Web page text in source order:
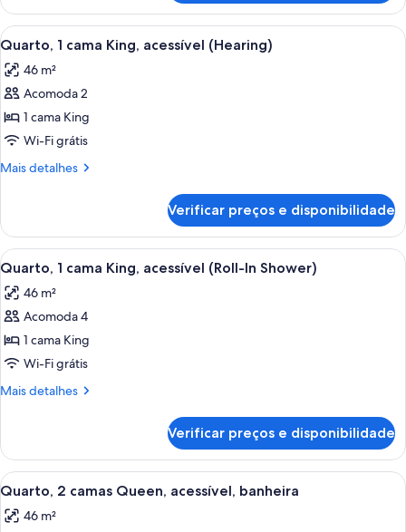
para
a
cidade
1
cama
King,
vista
para
cidade
Carrega
todas
as
fotos
de
Quarto,
1
acessível
(Hearing)
Quarto de hotel com uma cama
5
Quarto, 1 cama King, acessível (Hearing)
46 m²
Acomoda 2
1 cama King
Wi-Fi grátis
Mais detalhes
Mais
1
cama
King,
(Hearing)
Verificar preços e disponibilidade
Carrega
todas
as
fotos
de
Quarto,
1
acessível
(Roll-
In
Shower)
Quarto de hotel com uma cama
5
Quarto, 1 cama King, acessível (Roll-In Shower)
46 m²
Acomoda 4
1 cama King
Wi-Fi grátis
Mais detalhes
Mais
1
cama
King,
(Roll-
Verificar preços e disponibilidade
Carrega
todas
as
Quarto de hotel moderno com
6
Quarto, 2 camas Queen, acessível, banheira
46 m²